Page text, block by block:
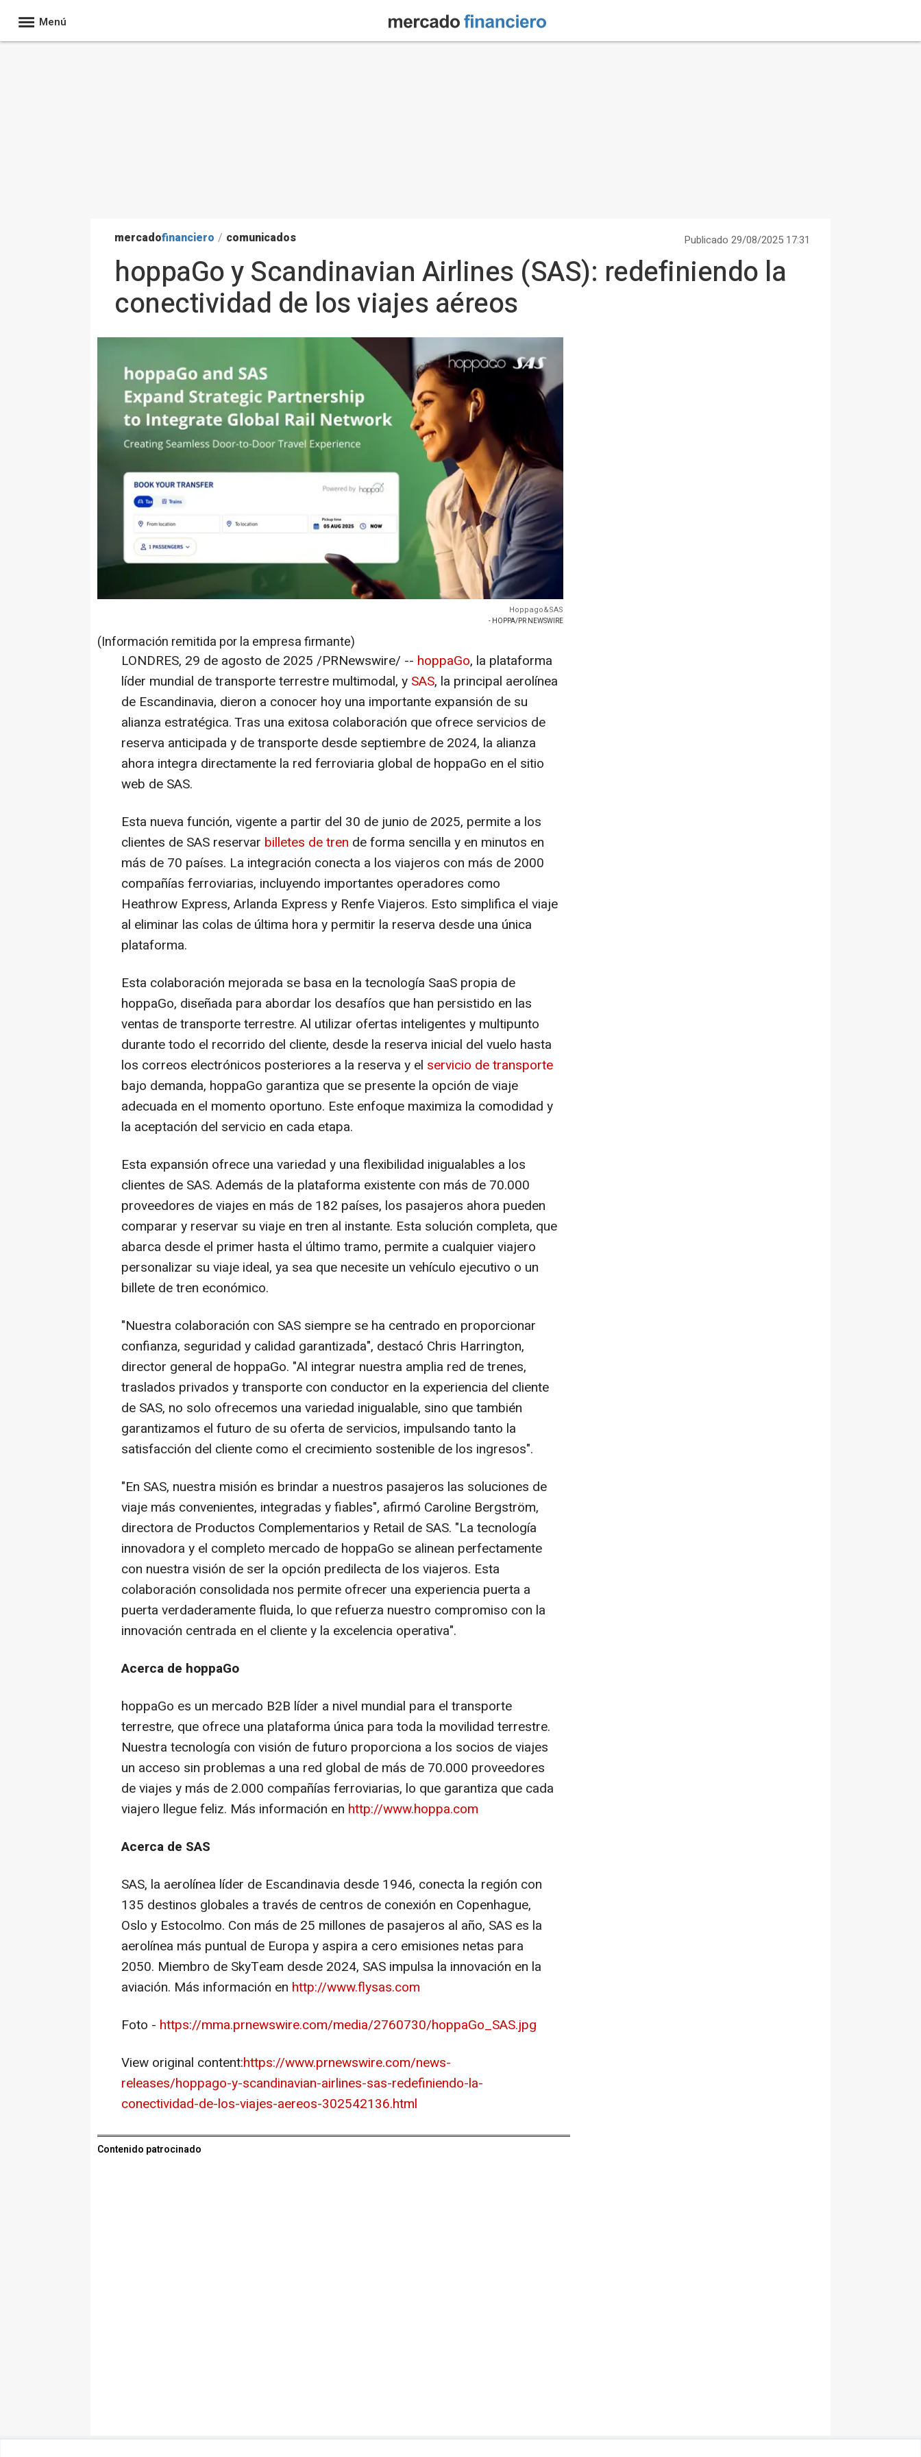
Menú
mercadofinanciero / comunicados Publicado 29/08/2025 17:31
hoppaGo y Scandinavian Airlines (SAS): redefiniendo la
conectividad de los viajes aéreos
Hoppago&SAS
- HOPPA/PR NEWSWIRE
(Información remitida por la empresa firmante)
LONDRES, 29 de agosto de 2025 /PRNewswire/ -- hoppaGo, la plataforma
líder mundial de transporte terrestre multimodal, y SAS, la principal aerolínea
de Escandinavia, dieron a conocer hoy una importante expansión de su
alianza estratégica. Tras una exitosa colaboración que ofrece servicios de
reserva anticipada y de transporte desde septiembre de 2024, la alianza
ahora integra directamente la red ferroviaria global de hoppaGo en el sitio
web de SAS.
Esta nueva función, vigente a partir del 30 de junio de 2025, permite a los
clientes de SAS reservar billetes de tren de forma sencilla y en minutos en
más de 70 países. La integración conecta a los viajeros con más de 2000
compañías ferroviarias, incluyendo importantes operadores como
Heathrow Express, Arlanda Express y Renfe Viajeros. Esto simplifica el viaje
al eliminar las colas de última hora y permitir la reserva desde una única
plataforma.
Esta colaboración mejorada se basa en la tecnología SaaS propia de
hoppaGo, diseñada para abordar los desafíos que han persistido en las
ventas de transporte terrestre. Al utilizar ofertas inteligentes y multipunto
durante todo el recorrido del cliente, desde la reserva inicial del vuelo hasta
los correos electrónicos posteriores a la reserva y el servicio de transporte
bajo demanda, hoppaGo garantiza que se presente la opción de viaje
adecuada en el momento oportuno. Este enfoque maximiza la comodidad y
la aceptación del servicio en cada etapa.
Esta expansión ofrece una variedad y una flexibilidad inigualables a los
clientes de SAS. Además de la plataforma existente con más de 70.000
proveedores de viajes en más de 182 países, los pasajeros ahora pueden
comparar y reservar su viaje en tren al instante. Esta solución completa, que
abarca desde el primer hasta el último tramo, permite a cualquier viajero
personalizar su viaje ideal, ya sea que necesite un vehículo ejecutivo o un
billete de tren económico.
"Nuestra colaboración con SAS siempre se ha centrado en proporcionar
confianza, seguridad y calidad garantizada", destacó Chris Harrington,
director general de hoppaGo. "Al integrar nuestra amplia red de trenes,
traslados privados y transporte con conductor en la experiencia del cliente
de SAS, no solo ofrecemos una variedad inigualable, sino que también
garantizamos el futuro de su oferta de servicios, impulsando tanto la
satisfacción del cliente como el crecimiento sostenible de los ingresos".
"En SAS, nuestra misión es brindar a nuestros pasajeros las soluciones de
viaje más convenientes, integradas y fiables", afirmó Caroline Bergström,
directora de Productos Complementarios y Retail de SAS. "La tecnología
innovadora y el completo mercado de hoppaGo se alinean perfectamente
con nuestra visión de ser la opción predilecta de los viajeros. Esta
colaboración consolidada nos permite ofrecer una experiencia puerta a
puerta verdaderamente fluida, lo que refuerza nuestro compromiso con la
innovación centrada en el cliente y la excelencia operativa".
Acerca de hoppaGo
hoppaGo es un mercado B2B líder a nivel mundial para el transporte
terrestre, que ofrece una plataforma única para toda la movilidad terrestre.
Nuestra tecnología con visión de futuro proporciona a los socios de viajes
un acceso sin problemas a una red global de más de 70.000 proveedores
de viajes y más de 2.000 compañías ferroviarias, lo que garantiza que cada
viajero llegue feliz. Más información en http://www.hoppa.com
Acerca de SAS
SAS, la aerolínea líder de Escandinavia desde 1946, conecta la región con
135 destinos globales a través de centros de conexión en Copenhague,
Oslo y Estocolmo. Con más de 25 millones de pasajeros al año, SAS es la
aerolínea más puntual de Europa y aspira a cero emisiones netas para
2050. Miembro de SkyTeam desde 2024, SAS impulsa la innovación en la
aviación. Más información en http://www.flysas.com
Foto - https://mma.prnewswire.com/media/2760730/hoppaGo_SAS.jpg
View original content:https://www.prnewswire.com/news-
releases/hoppago-y-scandinavian-airlines-sas-redefiniendo-la-
conectividad-de-los-viajes-aereos-302542136.html
Contenido patrocinado